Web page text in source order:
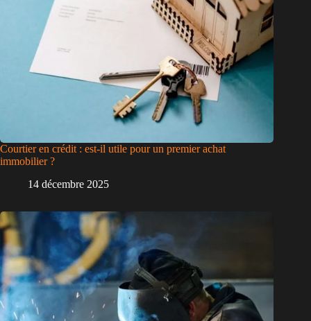
Courtier en crédit : est-il utile pour un premier achat
immobilier ?
14 décembre 2025